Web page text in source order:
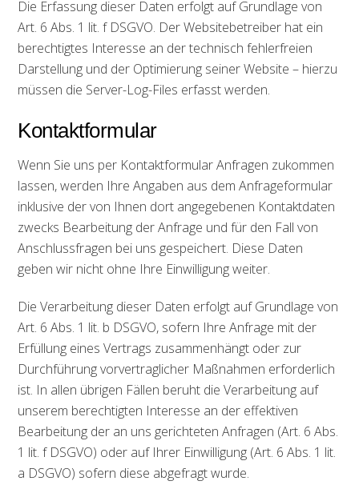
Die Erfassung dieser Daten erfolgt auf Grundlage von
Art. 6 Abs. 1 lit. f DSGVO. Der Websitebetreiber hat ein
berechtigtes Interesse an der technisch fehlerfreien
Darstellung und der Optimierung seiner Website – hierzu
müssen die Server-Log-Files erfasst werden.
Kontaktformular
Wenn Sie uns per Kontaktformular Anfragen zukommen
lassen, werden Ihre Angaben aus dem Anfrageformular
inklusive der von Ihnen dort angegebenen Kontaktdaten
zwecks Bearbeitung der Anfrage und für den Fall von
Anschlussfragen bei uns gespeichert. Diese Daten
geben wir nicht ohne Ihre Einwilligung weiter.
Die Verarbeitung dieser Daten erfolgt auf Grundlage von
Art. 6 Abs. 1 lit. b DSGVO, sofern Ihre Anfrage mit der
Erfüllung eines Vertrags zusammenhängt oder zur
Durchführung vorvertraglicher Maßnahmen erforderlich
ist. In allen übrigen Fällen beruht die Verarbeitung auf
unserem berechtigten Interesse an der effektiven
Bearbeitung der an uns gerichteten Anfragen (Art. 6 Abs.
1 lit. f DSGVO) oder auf Ihrer Einwilligung (Art. 6 Abs. 1 lit.
a DSGVO) sofern diese abgefragt wurde.